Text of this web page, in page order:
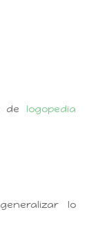
de logopedia
lo